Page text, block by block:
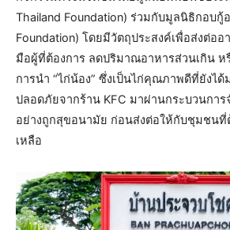
Thailand Foundation) ร่วมกับมูลนิธิกอบกู้
Foundation) โดยมีวัตถุประสงค์เพื่อส่งต่อ
มือผู้ที่ต้องการ ลดปริมาณอาหารส่วนเกิน ห
การนำ “ไก่น้อง” ซึ่งเป็นไก่คุณภาพดีที่ยังได้
ปลอดภัยจากร้าน KFC มาผ่านกระบวนการ
อย่างถูกสุขอนามัย ก่อนส่งต่อให้กับชุมชนที่
เหลือ